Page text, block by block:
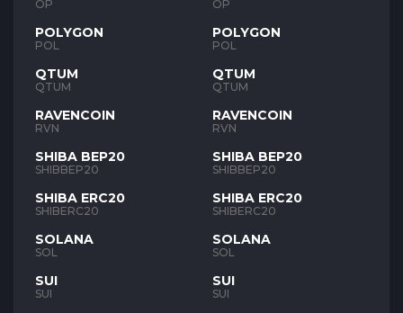
OP
POLYGON
POL
QTUM
QTUM
RAVENCOIN
RVN
SHIBA BEP20
SHIBBEP20
SHIBA ERC20
SHIBERC20
SOLANA
SOL
SUI
SUI
OP
POLYGON
POL
QTUM
QTUM
RAVENCOIN
RVN
SHIBA BEP20
SHIBBEP20
SHIBA ERC20
SHIBERC20
SOLANA
SOL
SUI
SUI